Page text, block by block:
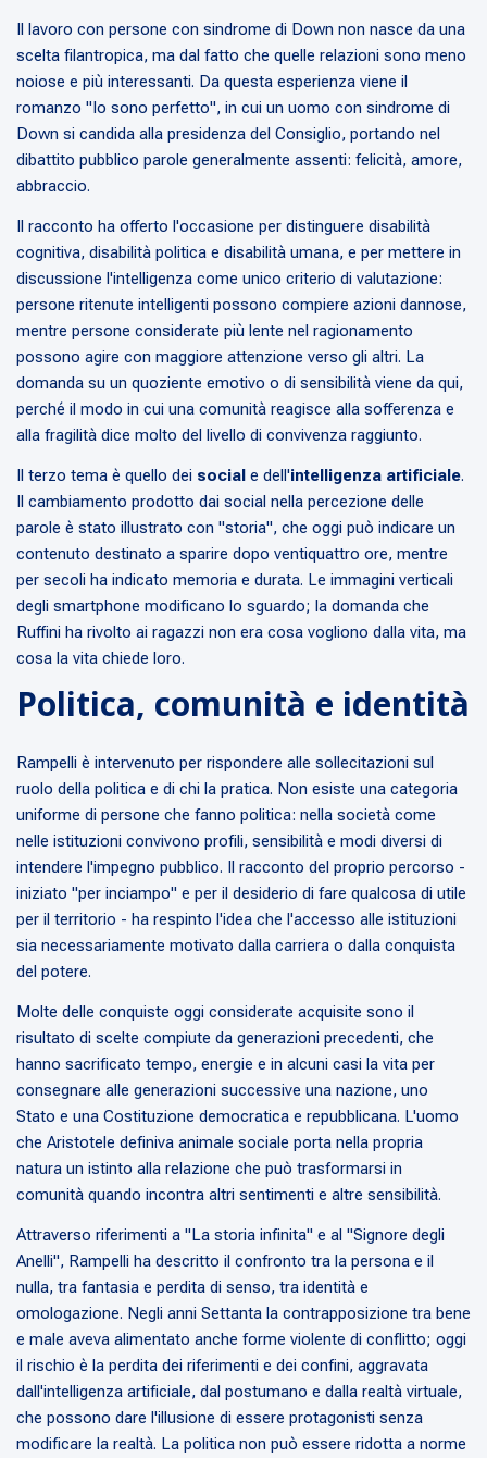
Il lavoro con persone con sindrome di Down non nasce da una
scelta filantropica, ma dal fatto che quelle relazioni sono meno
noiose e più interessanti. Da questa esperienza viene il
romanzo "Io sono perfetto", in cui un uomo con sindrome di
Down si candida alla presidenza del Consiglio, portando nel
dibattito pubblico parole generalmente assenti: felicità, amore,
abbraccio.
Il racconto ha offerto l'occasione per distinguere disabilità
cognitiva, disabilità politica e disabilità umana, e per mettere in
discussione l'intelligenza come unico criterio di valutazione:
persone ritenute intelligenti possono compiere azioni dannose,
mentre persone considerate più lente nel ragionamento
possono agire con maggiore attenzione verso gli altri. La
domanda su un quoziente emotivo o di sensibilità viene da qui,
perché il modo in cui una comunità reagisce alla sofferenza e
alla fragilità dice molto del livello di convivenza raggiunto.
Il terzo tema è quello dei social e dell'intelligenza artificiale.
Il cambiamento prodotto dai social nella percezione delle
parole è stato illustrato con "storia", che oggi può indicare un
contenuto destinato a sparire dopo ventiquattro ore, mentre
per secoli ha indicato memoria e durata. Le immagini verticali
degli smartphone modificano lo sguardo; la domanda che
Ruffini ha rivolto ai ragazzi non era cosa vogliono dalla vita, ma
cosa la vita chiede loro.
Politica, comunità e identità
Rampelli è intervenuto per rispondere alle sollecitazioni sul
ruolo della politica e di chi la pratica. Non esiste una categoria
uniforme di persone che fanno politica: nella società come
nelle istituzioni convivono profili, sensibilità e modi diversi di
intendere l'impegno pubblico. Il racconto del proprio percorso -
iniziato "per inciampo" e per il desiderio di fare qualcosa di utile
per il territorio - ha respinto l'idea che l'accesso alle istituzioni
sia necessariamente motivato dalla carriera o dalla conquista
del potere.
Molte delle conquiste oggi considerate acquisite sono il
risultato di scelte compiute da generazioni precedenti, che
hanno sacrificato tempo, energie e in alcuni casi la vita per
consegnare alle generazioni successive una nazione, uno
Stato e una Costituzione democratica e repubblicana. L'uomo
che Aristotele definiva animale sociale porta nella propria
natura un istinto alla relazione che può trasformarsi in
comunità quando incontra altri sentimenti e altre sensibilità.
Attraverso riferimenti a "La storia infinita" e al "Signore degli
Anelli", Rampelli ha descritto il confronto tra la persona e il
nulla, tra fantasia e perdita di senso, tra identità e
omologazione. Negli anni Settanta la contrapposizione tra bene
e male aveva alimentato anche forme violente di conflitto; oggi
il rischio è la perdita dei riferimenti e dei confini, aggravata
dall'intelligenza artificiale, dal postumano e dalla realtà virtuale,
che possono dare l'illusione di essere protagonisti senza
modificare la realtà. La politica non può essere ridotta a norme